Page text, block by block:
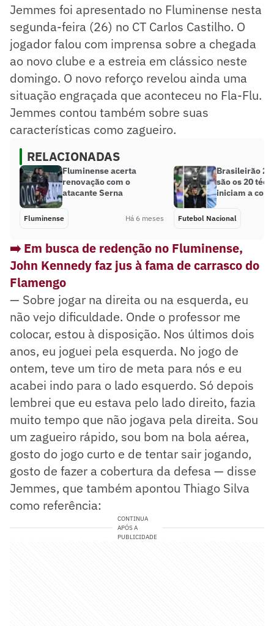
Jemmes foi apresentado no Fluminense nesta
segunda-feira (26) no CT Carlos Castilho. O
jogador falou com imprensa sobre a chegada
ao novo clube e a estreia em clássico neste
domingo. O novo reforço revelou ainda uma
situação engraçada que aconteceu no Fla-Flu.
Jemmes contou também sobre suas
características como zagueiro.
RELACIONADAS
Fluminense acerta
renovação com o
atacante Serna
Fluminense Há 6 meses
Brasileirão
são os 20
iniciam a
Futebol Nacional
➡️ Em busca de redenção no Fluminense,
John Kennedy faz jus à fama de carrasco do
Flamengo
— Sobre jogar na direita ou na esquerda, eu
não vejo dificuldade. Onde o professor me
colocar, estou à disposição. Nos últimos dois
anos, eu joguei pela esquerda. No jogo de
ontem, teve um tiro de meta para nós e eu
acabei indo para o lado esquerdo. Só depois
lembrei que eu estava pelo lado direito, fazia
muito tempo que não jogava pela direita. Sou
um zagueiro rápido, sou bom na bola aérea,
gosto do jogo curto e de tentar sair jogando,
gosto de fazer a cobertura da defesa — disse
Jemmes, que também apontou Thiago Silva
como referência:
CONTINUA
APÓS A
PUBLICIDADE